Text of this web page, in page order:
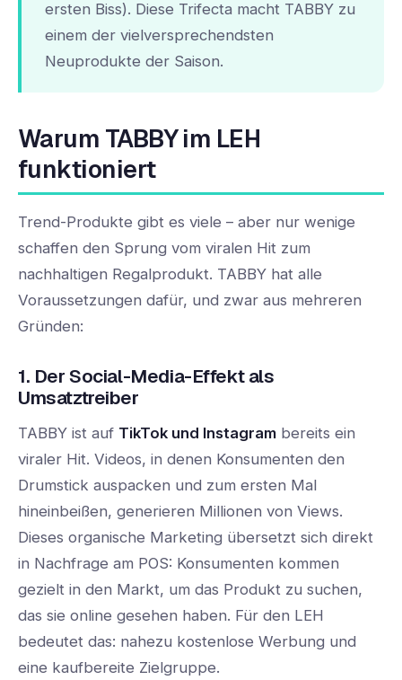
ersten Biss). Diese Trifecta macht TABBY zu
einem der vielversprechendsten
Neuprodukte der Saison.
Warum TABBY im LEH
funktioniert
Trend-Produkte gibt es viele – aber nur wenige
schaffen den Sprung vom viralen Hit zum
nachhaltigen Regalprodukt. TABBY hat alle
Voraussetzungen dafür, und zwar aus mehreren
Gründen:
1. Der Social-Media-Effekt als
Umsatztreiber
TABBY ist auf TikTok und Instagram bereits ein
viraler Hit. Videos, in denen Konsumenten den
Drumstick auspacken und zum ersten Mal
hineinbeißen, generieren Millionen von Views.
Dieses organische Marketing übersetzt sich direkt
in Nachfrage am POS: Konsumenten kommen
gezielt in den Markt, um das Produkt zu suchen,
das sie online gesehen haben. Für den LEH
bedeutet das: nahezu kostenlose Werbung und
eine kaufbereite Zielgruppe.